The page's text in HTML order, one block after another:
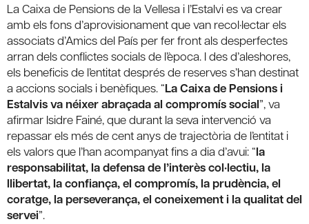
La Caixa de Pensions de la Vellesa i l’Estalvi es va crear
amb els fons d’aprovisionament que van recol·lectar els
associats d’Amics del País per fer front als desperfectes
arran dels conflictes socials de l’època. I des d’aleshores,
els beneficis de l’entitat després de reserves s’han destinat
a accions socials i benèfiques. “La Caixa de Pensions i
Estalvis va néixer abraçada al compromís social”, va
afirmar Isidre Fainé, que durant la seva intervenció va
repassar els més de cent anys de trajectòria de l’entitat i
els valors que l’han acompanyat fins a dia d’avui: “la
responsabilitat, la defensa de l’interès col·lectiu, la
llibertat, la confiança, el compromís, la prudència, el
coratge, la perseverança, el coneixement i la qualitat del
servei”.